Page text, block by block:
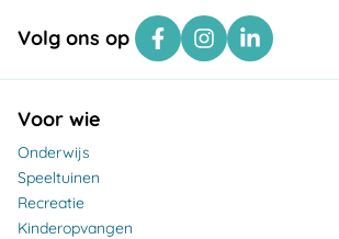
Volg ons op
Voor wie
Onderwijs
Speeltuinen
Recreatie
Kinderopvangen